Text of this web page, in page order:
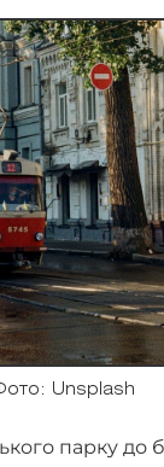
Unsplash
парку до